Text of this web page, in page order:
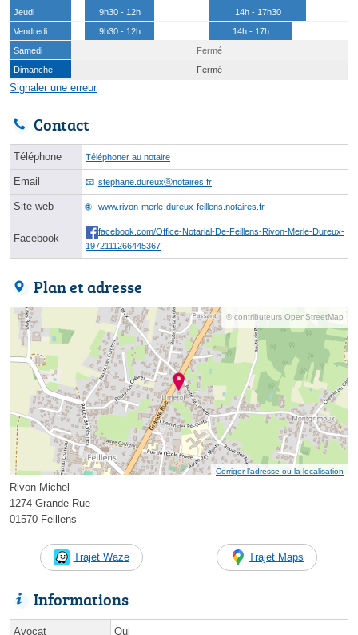
Jeudi
9h30 - 12h
14h - 17h30
Vendredi
9h30 - 12h
14h - 17h
Samedi
Fermé
Dimanche
Fermé
Signaler une erreur
Contact
Téléphone Téléphoner au notaire
Email stephane.dureuxⓐnotaires.fr
Site web www.rivon-merle-dureux-feillens.notaires.fr
Facebook
facebook.com/Office-Notarial-De-Feillens-Rivon-Merle-Dureux-
1972111266445367
Plan et adresse
© contributeurs OpenStreetMap
Corriger l’adresse ou la localisation
Rivon Michel
1274 Grande Rue
01570 Feillens
Trajet Waze Trajet Maps
Informations
Avocat Oui